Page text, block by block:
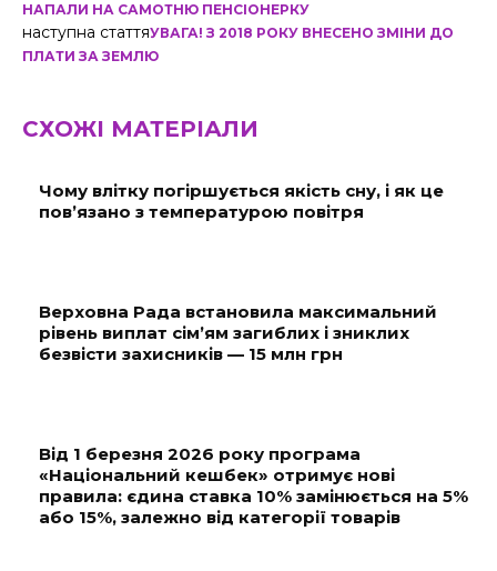
НАПАЛИ НА САМОТНЮ ПЕНСІОНЕРКУ
наступна статтяУВАГА! З 2018 РОКУ ВНЕСЕНО ЗМІНИ ДО
ПЛАТИ ЗА ЗЕМЛЮ
СХОЖІ МАТЕРІАЛИ
Чому влітку погіршується якість сну, і як це
пов’язано з температурою повітря
Верховна Рада встановила максимальний
рівень виплат сім’ям загиблих і зниклих
безвісти захисників — 15 млн грн
Від 1 березня 2026 року програма
«Національний кешбек» отримує нові
правила: єдина ставка 10% замінюється на 5%
або 15%, залежно від категорії товарів